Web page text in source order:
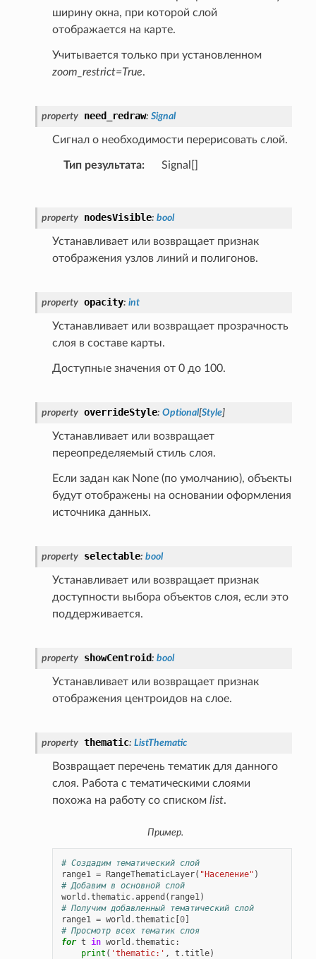
ширину окна, при которой слой
отображается на карте.
Учитывается только при установленном
zoom_restrict=True.
property need_redraw: Signal
Сигнал о необходимости перерисовать слой.
Тип результата: Signal[]
property nodesVisible: bool
Устанавливает или возвращает признак
отображения узлов линий и полигонов.
property opacity: int
Устанавливает или возвращает прозрачность
слоя в составе карты.
Доступные значения от 0 до 100.
property overrideStyle: Optional[Style]
Устанавливает или возвращает
переопределяемый стиль слоя.
Если задан как None (по умолчанию), объекты
будут отображены на основании оформления
источника данных.
property selectable: bool
Устанавливает или возвращает признак
доступности выбора объектов слоя, если это
поддерживается.
property showCentroid: bool
Устанавливает или возвращает признак
отображения центроидов на слое.
property thematic: ListThematic
Возвращает перечень тематик для данного
слоя. Работа с тематическими слоями
похожа на работу со списком list.
Пример.
# Создадим тематический слой
range1
= RangeThematicLayer( "Население" )
# Добавим в основной слой
world .thematic.append ( range1 )
# Получим добавленный тематический слой
range1
= world .thematic[0]
# Просмотр всех тематик слоя
for t in world .thematic:
print ( 'thematic:' , t .title)